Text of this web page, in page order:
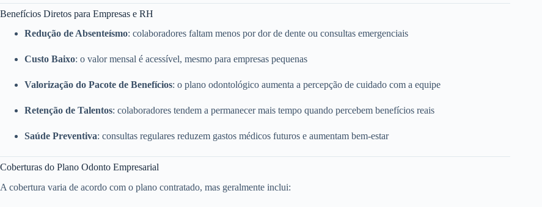
Benefícios Diretos para Empresas e RH
Redução de Absenteísmo: colaboradores faltam menos por dor de dente ou consultas emergenciais
Custo Baixo: o valor mensal é acessível, mesmo para empresas pequenas
Valorização do Pacote de Benefícios: o plano odontológico aumenta a percepção de cuidado com a equipe
Retenção de Talentos: colaboradores tendem a permanecer mais tempo quando percebem benefícios reais
Saúde Preventiva: consultas regulares reduzem gastos médicos futuros e aumentam bem-estar
Coberturas do Plano Odonto Empresarial
A cobertura varia de acordo com o plano contratado, mas geralmente inclui: